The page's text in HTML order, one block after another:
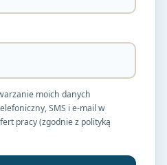
moich danych
SMS i e-mail w
pracy (zgodnie z polityką